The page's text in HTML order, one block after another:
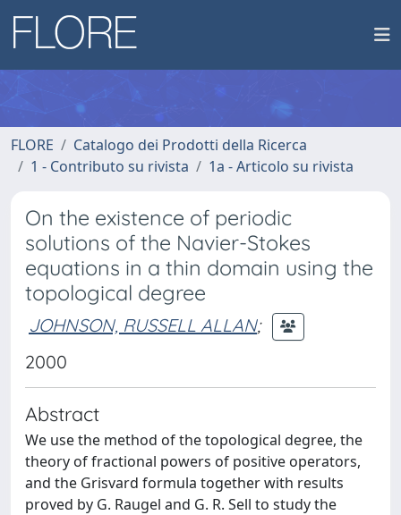
FLORE
Catalogo dei Prodotti della Ricerca
1 - Contributo su rivista
1a - Articolo su rivista
On the existence of periodic
solutions of the Navier-Stokes
equations in a thin domain using the
topological degree
JOHNSON, RUSSELL ALLAN;
2000
Abstract
We use the method of the topological degree, the
theory of fractional powers of positive operators,
and the Grisvard formula together with results
proved by G. Raugel and G. R. Sell to study the